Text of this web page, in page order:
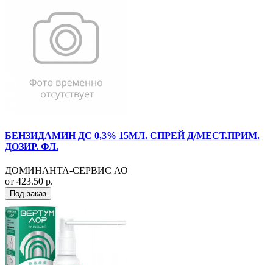
БЕНЗИДАМИН ДС 0,3% 15МЛ. СПРЕЙ Д/МЕСТ.ПРИМ.
ДОЗИР. ФЛ.
ДОМИНАНТА-СЕРВИС АО
от 423.50 р.
Под заказ